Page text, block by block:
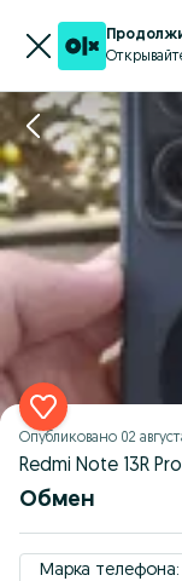
Опубликовано 02
Redmi Note 13R
Обмен
Марка телефона: